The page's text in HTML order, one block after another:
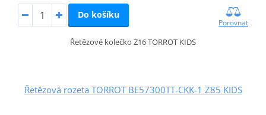
Do košíku
Porovnat
Řetězové kolečko Z16 TORROT KIDS
Řetězová rozeta TORROT BE57300TT-CKK-1 Z85 KIDS